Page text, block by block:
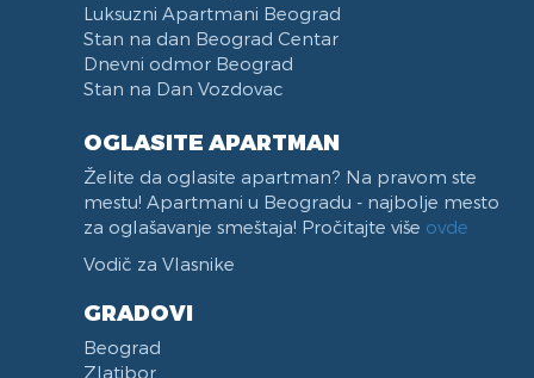
Luksuzni Apartmani Beograd
Stan na dan Beograd Centar
Dnevni odmor Beograd
Stan na Dan Vozdovac
OGLASITE APARTMAN
Želite da oglasite apartman? Na pravom ste
mestu! Apartmani u Beogradu - najbolje mesto
za oglašavanje smeštaja! Pročitajte više ovde
Vodič za Vlasnike
GRADOVI
Beograd
Zlatibor